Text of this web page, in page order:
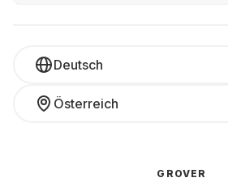
Deutsch
Österreich
GROVER